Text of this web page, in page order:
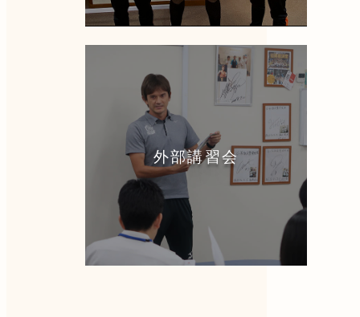
外部講習会